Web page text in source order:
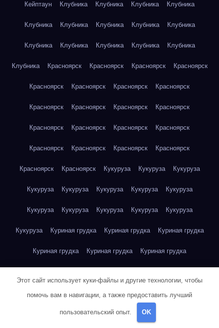
Кейптаун Клубника Клубника Клубника Клубника
Клубника Клубника Клубника Клубника Клубника
Клубника Клубника Клубника Клубника Клубника
Клубника Красноярск Красноярск Красноярск Красноярск
Красноярск Красноярск Красноярск Красноярск
Красноярск Красноярск Красноярск Красноярск
Красноярск Красноярск Красноярск Красноярск
Красноярск Красноярск Красноярск Красноярск
Красноярск Красноярск Кукуруза Кукуруза Кукуруза
Кукуруза Кукуруза Кукуруза Кукуруза Кукуруза
Кукуруза Кукуруза Кукуруза Кукуруза Кукуруза
Кукуруза Куриная грудка Куриная грудка Куриная грудка
Куриная грудка Куриная грудка Куриная грудка
Куриная грудка Куриная грудка Куриная грудка
Куриная грудка Куриная грудка Куриная грудка
Этот сайт использует куки-файлы и другие технологии, чтобы
помочь вам в навигации, а также предоставить лучший
пользовательский опыт. OK